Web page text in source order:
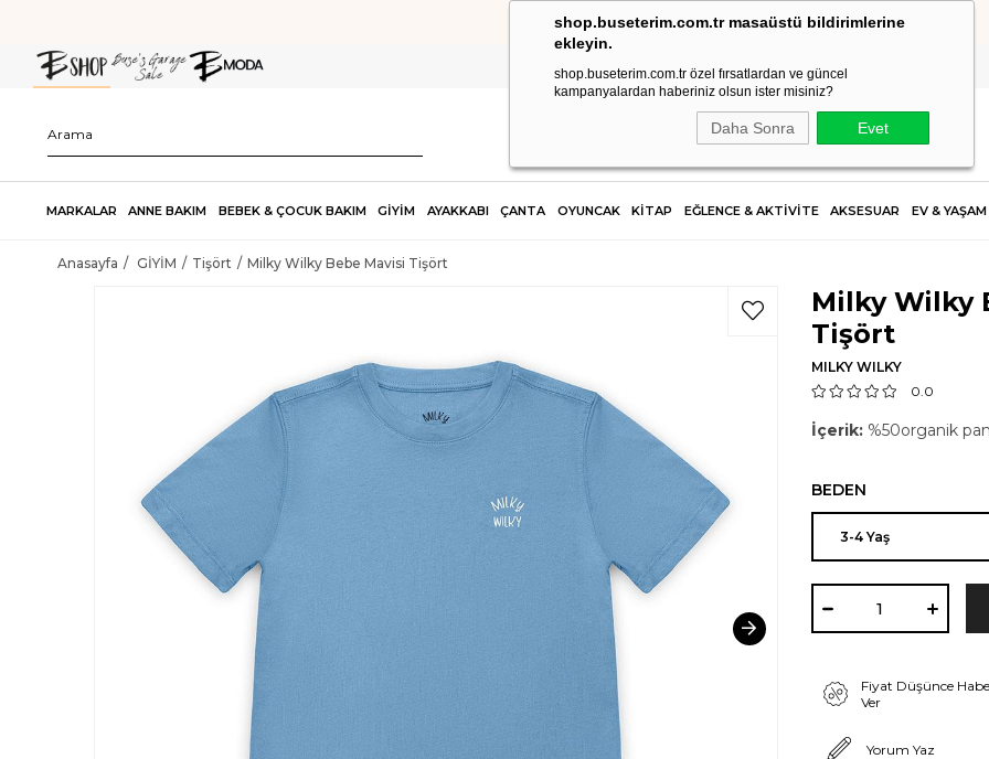
shop.buseterim.com.tr masaüstü bildirimlerine
ekleyin.
shop.buseterim.com.tr özel fırsatlardan ve güncel
kampanyalardan haberiniz olsun ister misiniz?
Daha Sonra Evet
HIZLI KARGO
MARKALAR ANNE BAKIM BEBEK & ÇOCUK BAKIM GİYİM AYAKKABI ÇANTA OYUNCAK KİTAP EĞLENCE & AKTİVİTE AKSESUAR EV & YAŞAM
Anasayfa GİYİM Tişört Milky Wilky Bebe Mavisi Tişört
Milky Wilky
Tişört
MILKY WILKY
0.0
İçerik:%50organik
BEDEN
Fiyat Düşünce
Ver
Yorum Yaz